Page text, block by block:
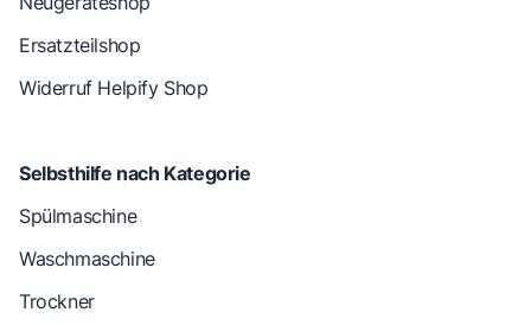
Ersatzteilshop
Widerruf Helpify Shop
Selbsthilfe nach Kategorie
Spülmaschine
Waschmaschine
Trockner